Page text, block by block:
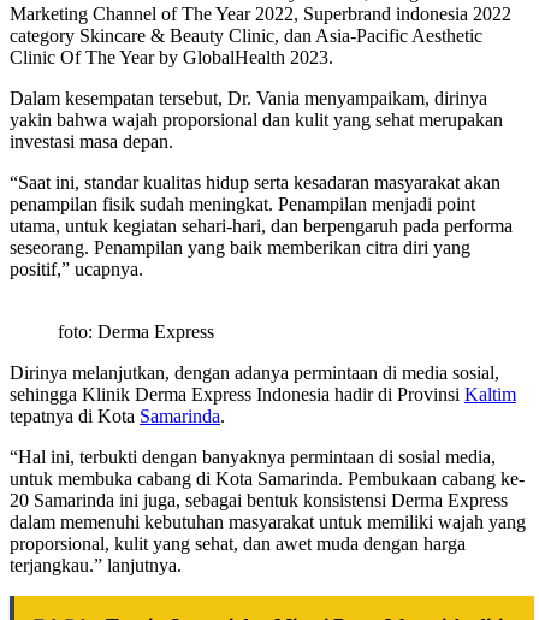
Marketing Channel of The Year 2022, Superbrand indonesia 2022
category Skincare & Beauty Clinic, dan Asia-Pacific Aesthetic
Clinic Of The Year by GlobalHealth 2023.
Dalam kesempatan tersebut, Dr. Vania menyampaikam, dirinya
yakin bahwa wajah proporsional dan kulit yang sehat merupakan
investasi masa depan.
“Saat ini, standar kualitas hidup serta kesadaran masyarakat akan
penampilan fisik sudah meningkat. Penampilan menjadi point
utama, untuk kegiatan sehari-hari, dan berpengaruh pada performa
seseorang. Penampilan yang baik memberikan citra diri yang
positif,” ucapnya.
foto: Derma Express
Dirinya melanjutkan, dengan adanya permintaan di media sosial,
sehingga Klinik Derma Express Indonesia hadir di Provinsi Kaltim
tepatnya di Kota Samarinda.
“Hal ini, terbukti dengan banyaknya permintaan di sosial media,
untuk membuka cabang di Kota Samarinda. Pembukaan cabang ke-
20 Samarinda ini juga, sebagai bentuk konsistensi Derma Express
dalam memenuhi kebutuhan masyarakat untuk memiliki wajah yang
proporsional, kulit yang sehat, dan awet muda dengan harga
terjangkau.” lanjutnya.